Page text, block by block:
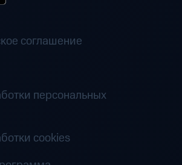
соглашение
персональных
cookies